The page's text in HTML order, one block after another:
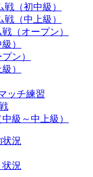
（初中級）
（中上級）
（オープン）
）
ン）
）
ッチ練習
級～中上級）